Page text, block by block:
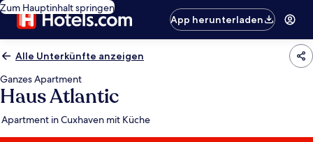
Zum Hauptinhalt springen
App herunterladen
Alle Unterkünfte anzeigen
Ganzes Apartment
Haus Atlantic
Apartment in Cuxhaven mit Küche